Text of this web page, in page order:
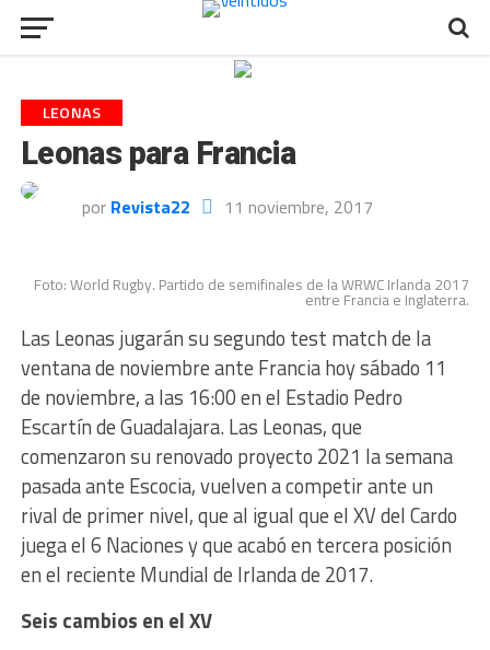
LEONAS
Leonas para Francia
por Revista22 11 noviembre, 2017
Foto: World Rugby. Partido de semifinales de la WRWC Irlanda 2017
entre Francia e Inglaterra.
Las Leonas jugarán su segundo test match de la
ventana de noviembre ante Francia hoy sábado 11
de noviembre, a las 16:00 en el Estadio Pedro
Escartín de Guadalajara. Las Leonas, que
comenzaron su renovado proyecto 2021 la semana
pasada ante Escocia, vuelven a competir ante un
rival de primer nivel, que al igual que el XV del Cardo
juega el 6 Naciones y que acabó en tercera posición
en el reciente Mundial de Irlanda de 2017.
Seis cambios en el XV